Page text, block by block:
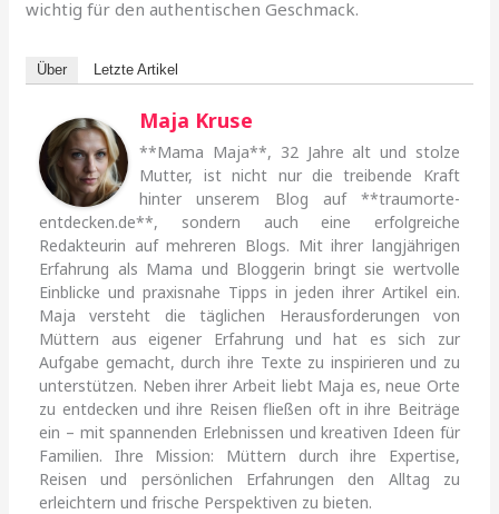
wichtig für den authentischen Geschmack.
Über Letzte Artikel
Maja Kruse
**Mama Maja**, 32 Jahre alt und stolze
Mutter, ist nicht nur die treibende Kraft
hinter unserem Blog auf **traumorte-
entdecken.de**, sondern auch eine erfolgreiche
Redakteurin auf mehreren Blogs. Mit ihrer langjährigen
Erfahrung als Mama und Bloggerin bringt sie wertvolle
Einblicke und praxisnahe Tipps in jeden ihrer Artikel ein.
Maja versteht die täglichen Herausforderungen von
Müttern aus eigener Erfahrung und hat es sich zur
Aufgabe gemacht, durch ihre Texte zu inspirieren und zu
unterstützen. Neben ihrer Arbeit liebt Maja es, neue Orte
zu entdecken und ihre Reisen fließen oft in ihre Beiträge
ein – mit spannenden Erlebnissen und kreativen Ideen für
Familien. Ihre Mission: Müttern durch ihre Expertise,
Reisen und persönlichen Erfahrungen den Alltag zu
erleichtern und frische Perspektiven zu bieten.